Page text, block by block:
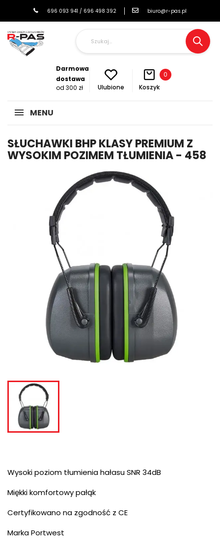
696 093 941 / 696 498 392 biuro@r-pas.pl
Darmowa
dostawa
od 300 zł
Ulubione Koszyk
0
MENU
SŁUCHAWKI BHP KLASY PREMIUM Z
WYSOKIM POZIMEM TŁUMIENIA - 458
Wysoki poziom tłumienia hałasu SNR 34dB
Miękki komfortowy pałąk
Certyfikowano na zgodność z CE
Marka Portwest